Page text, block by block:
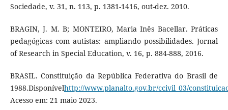
Sociedade, v. 31, n. 113, p. 1381-1416, out-dez. 2010.
BRAGIN, J. M. B; MONTEIRO, Maria Inês Bacellar. Práticas
pedagógicas com autistas: ampliando possibilidades. Jornal
of Research in Special Education, v. 16, p. 884-888, 2016.
BRASIL. Constituição da República Federativa do Brasil de
1988.Disponívelhttp://www.planalto.gov.br/ccivil_03/
Acesso em: 21 maio 2023.